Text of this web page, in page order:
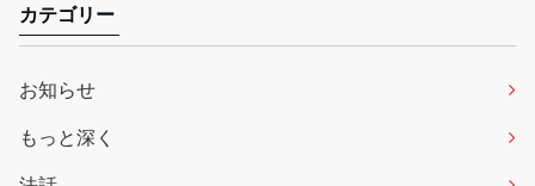
カテゴリー
お知らせ
もっと深く